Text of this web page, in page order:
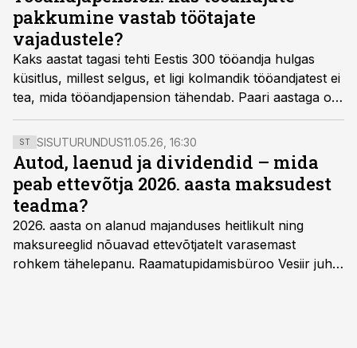
pakkumine vastab töötajate
vajadustele?
Kaks aastat tagasi tehti Eestis 300 tööandja hulgas
küsitlus, millest selgus, et ligi kolmandik tööandjatest ei
tea, mida tööandjapension tähendab. Paari aastaga on
termini tundjate hulk suure tõenäosusega kasvanud,
kuid võimalust kasutab ja pakub siiski vaid 3%
kohalikest ettevõtetest, mis tähendab suuri kääre selle
poolest, et üle poole Eesti töötajatest ise näevad
tööandjapensionit olulise motivatsioonipaketi osana.
ST SISUTURUNDUS11.05.26, 16:30
Autod, laenud ja dividendid – mida
peab ettevõtja 2026. aasta maksudest
teadma?
2026. aasta on alanud majanduses heitlikult ning
maksureeglid nõuavad ettevõtjatelt varasemast
rohkem tähelepanu. Raamatupidamisbüroo Vesiir juht